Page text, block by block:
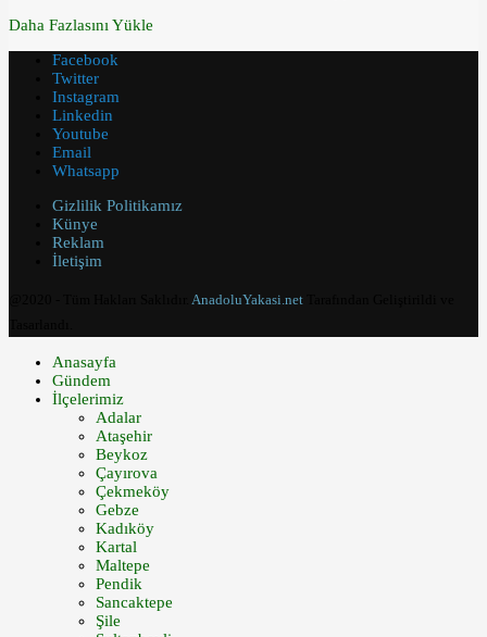
Daha Fazlasını Yükle
Facebook
Twitter
Instagram
Linkedin
Youtube
Email
Whatsapp
Gizlilik Politikamız
Künye
Reklam
İletişim
AnadoluYakasi.net
Anasayfa
Gündem
İlçelerimiz
Adalar
Ataşehir
Beykoz
Çayırova
Çekmeköy
Gebze
Kadıköy
Kartal
Maltepe
Pendik
Sancaktepe
Şile